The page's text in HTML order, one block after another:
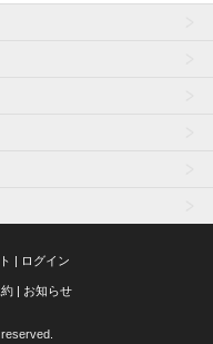
| ログイン
| お知らせ